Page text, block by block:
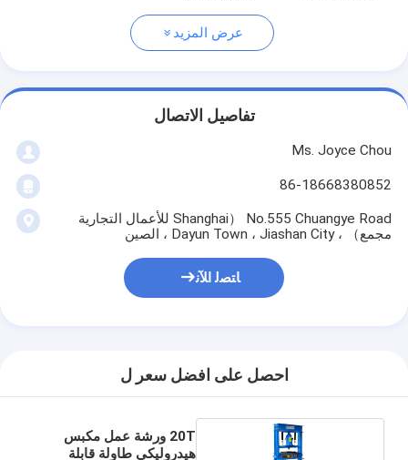
عرض المزيد
تفاصيل الاتصال
Ms. Joyce Chou
86-18668380852
No.555 Chuangye Road （Shanghai للأعمال التجارية
مجمع） ، Dayun Town ، Jiashan City ، الصين
ﺎﺘﺼﻟ ﺍﻶﻧ
احصل على افضل سعر ل
20T ورشة عمل مكبس
هيدروليكي طاولة قابلة